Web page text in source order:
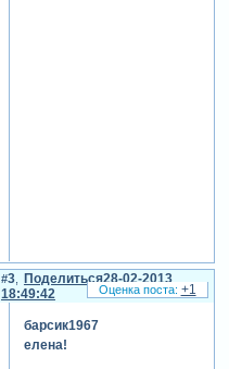
Поделиться
3
28-02-2013
18:49:42
барсик1967
елена!
+1